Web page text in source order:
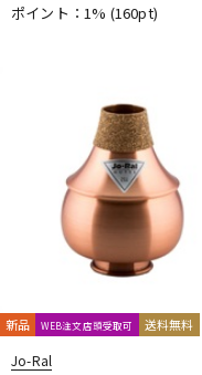
R-S
Silverstein
SNOOPY WITH MUSIC
SST(Schucht Sax
SUPERSLICK
Susato
T.K MELODY TABIBITO
THE WALLACE COLLECTION
TORAYSEE
TrumCor
Ultra breathe
Ultra-Pure
VACCHIANO
ポイント：1% (160pt)
新品 WEB注文店頭受取可 送料無料
Jo-Ral